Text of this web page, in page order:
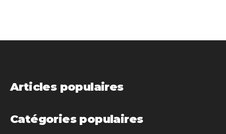
Articles populaires
Catégories populaires